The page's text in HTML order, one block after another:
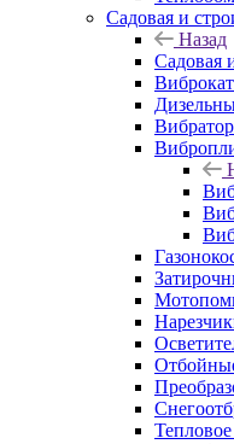
Садовая и
Назад
Садовая